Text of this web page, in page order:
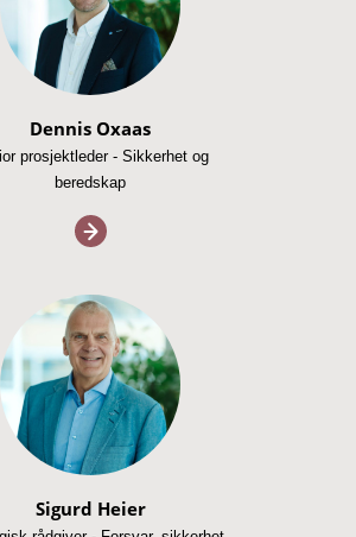
Dennis Oxaas
prosjektleder - Sikkerhet og
beredskap
Sigurd Heier